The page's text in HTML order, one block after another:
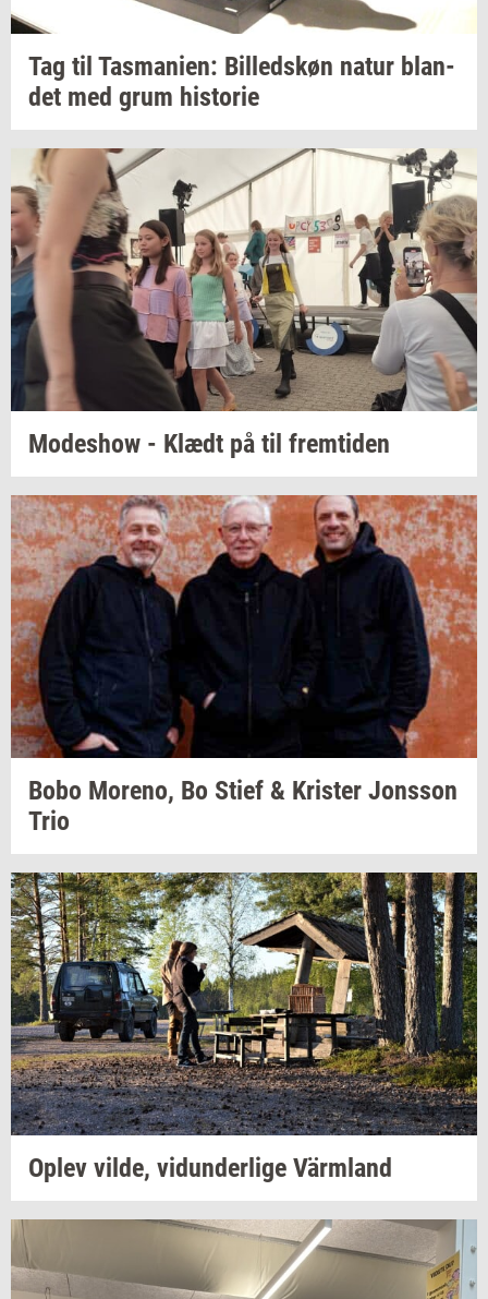
Tag til Tas­ma­ni­en: Bil­leds­køn natur blan­
det med grum hi­sto­rie
Mo­des­how - Klædt på til frem­ti­den
Bobo Moreno, Bo Stief & Kri­ster Jons­son
Trio
Oplev vilde, vi­dun­der­li­ge Värmland